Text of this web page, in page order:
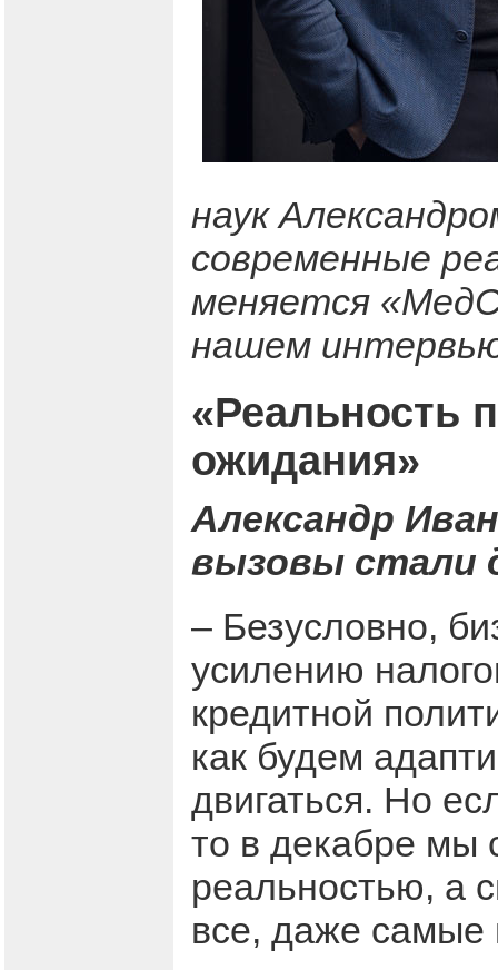
наук
современные
меняется
нашем
«Реальность
ожидания»
Александр
вызовы стали
– Безусловно,
усилению
кредитной
как будем
двигаться. Но
то в декабре мы
реальностью, а
все, даже самые